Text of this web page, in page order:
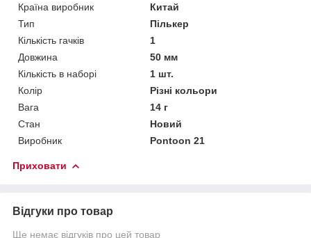
Країна виробник
Китай
Тип
Пількер
Кількість гачків
1
Довжина
50 мм
Кількість в наборі
1 шт.
Колір
Різні кольори
Вага
14 г
Стан
Новий
Виробник
Pontoon 21
Приховати
Відгуки про товар
Ще немає відгуків про цей товар